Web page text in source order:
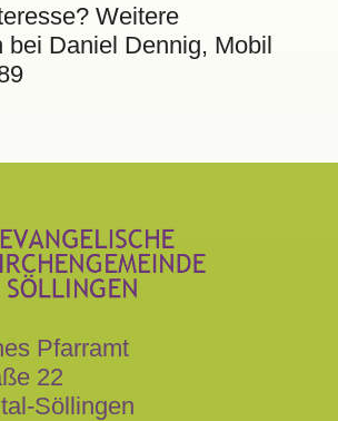
Weitere
bei Daniel Dennig, Mobil
Pfarramt
22
Söllingen